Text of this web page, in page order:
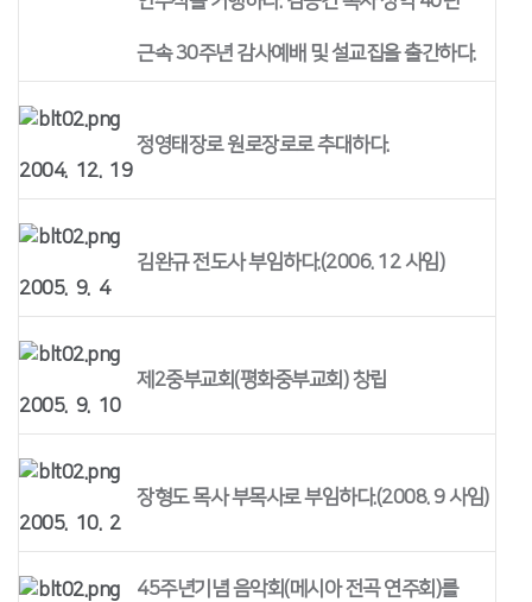
근속 30주년 감사예배 및 설교집을 출간하다.
2004. 12. 19
정영태장로 원로장로로 추대하다.
2005. 9. 4
김완규 전도사 부임하다.(2006. 12 사임)
2005. 9. 10
제2중부교회(평화중부교회) 창립
2005. 10. 2
장형도 목사 부목사로 부임하다.(2008. 9 사임)
45주년기념 음악회(메시아 전곡 연주회)를